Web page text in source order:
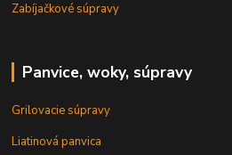
Zabíjačkové súpravy
Panvice, woky, súpravy
Grilovacie súpravy
Liatinová panvica